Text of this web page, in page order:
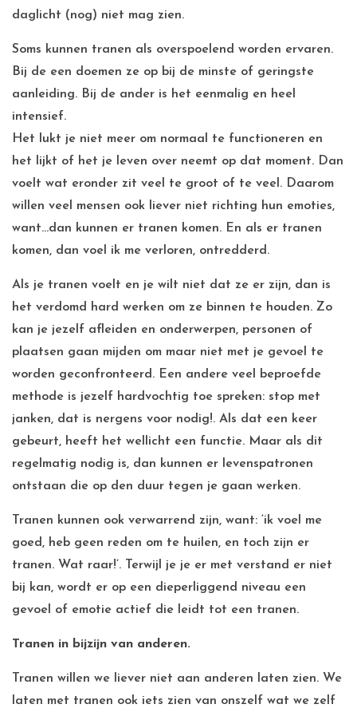
daglicht (nog) niet mag zien.
Soms kunnen tranen als overspoelend worden ervaren.
Bij de een doemen ze op bij de minste of geringste
aanleiding. Bij de ander is het eenmalig en heel
intensief.
Het lukt je niet meer om normaal te functioneren en
het lijkt of het je leven over neemt op dat moment. Dan
voelt wat eronder zit veel te groot of te veel. Daarom
willen veel mensen ook liever niet richting hun emoties,
want…dan kunnen er tranen komen. En als er tranen
komen, dan voel ik me verloren, ontredderd.
Als je tranen voelt en je wilt niet dat ze er zijn, dan is
het verdomd hard werken om ze binnen te houden. Zo
kan je jezelf afleiden en onderwerpen, personen of
plaatsen gaan mijden om maar niet met je gevoel te
worden geconfronteerd. Een andere veel beproefde
methode is jezelf hardvochtig toe spreken: stop met
janken, dat is nergens voor nodig!. Als dat een keer
gebeurt, heeft het wellicht een functie. Maar als dit
regelmatig nodig is, dan kunnen er levenspatronen
ontstaan die op den duur tegen je gaan werken.
Tranen kunnen ook verwarrend zijn, want: ‘ik voel me
goed, heb geen reden om te huilen, en toch zijn er
tranen. Wat raar!’. Terwijl je je er met verstand er niet
bij kan, wordt er op een dieperliggend niveau een
gevoel of emotie actief die leidt tot een tranen.
Tranen in bijzijn van anderen.
Tranen willen we liever niet aan anderen laten zien. We
laten met tranen ook iets zien van onszelf wat we zelf